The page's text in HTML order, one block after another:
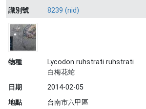
識別號
8239 (nid)
物種
Lycodon ruhstrati ruhstrati
白梅花蛇
日期
2014-02-05
地點
台南市六甲區